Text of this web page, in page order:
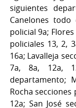
siguientes
Canelones todo
policial 9a;
policiales 13, 2,
16a; Lavalleja
7a, 8a, 12a,
departamento;
Rocha secciones
12a; San José